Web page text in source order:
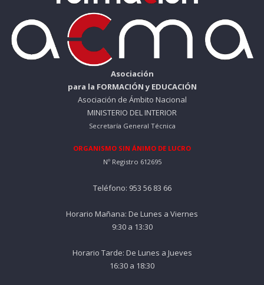
Asociación
para la FORMACIÓN y EDUCACIÓN
Asociación de Ámbito Nacional
MINISTERIO DEL INTERIOR
Secretaría General Técnica
ORGANISMO SIN ÁNIMO DE LUCRO
Nº Registro 612695
Teléfono: 953 56 83 66
Horario Mañana: De Lunes a Viernes
9:30 a 13:30
Horario Tarde: De Lunes a Jueves
16:30 a 18:30